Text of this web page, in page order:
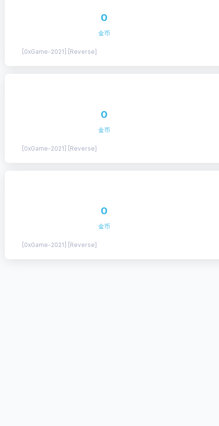
0
金币
[0xGame-2021] [Reverse]
0
金币
[0xGame-2021] [Reverse]
0
金币
[0xGame-2021] [Reverse]